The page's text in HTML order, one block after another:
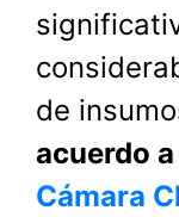
de
acuerdo
Cámara